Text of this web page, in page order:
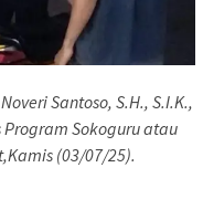
Santoso, S.H., S.I.K.,
Program Sokoguru atau
(03/07/25).